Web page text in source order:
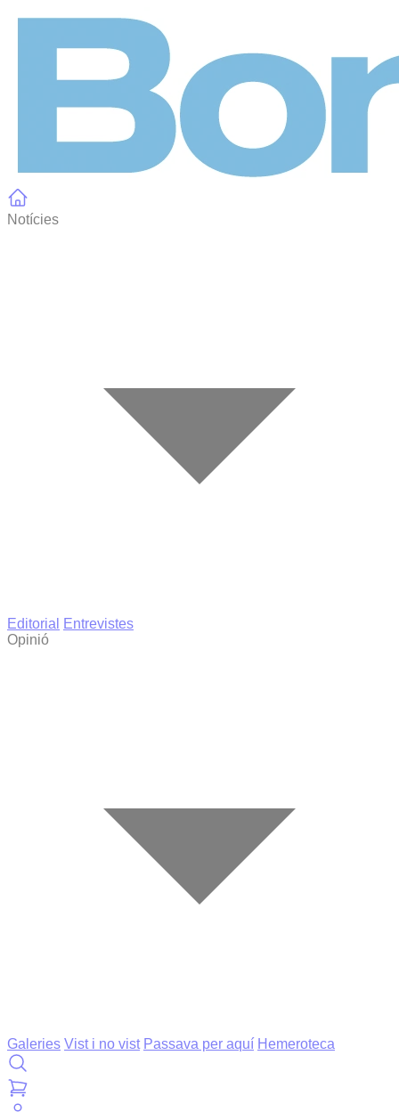
Notícies
Editorial
Entrevistes
Opinió
Galeries Vist i no vist Passava per aquí Hemeroteca